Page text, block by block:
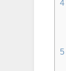
4
5